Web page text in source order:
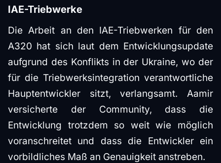
IAE-Triebwerke
Die Arbeit an den IAE-Triebwerken für den
A320 hat sich laut dem Entwicklungsupdate
aufgrund des Konflikts in der Ukraine, wo der
für die Triebwerksintegration verantwortliche
Hauptentwickler sitzt, verlangsamt. Aamir
versicherte der Community, dass die
Entwicklung trotzdem so weit wie möglich
voranschreitet und dass die Entwickler ein
vorbildliches Maß an Genauigkeit anstreben.